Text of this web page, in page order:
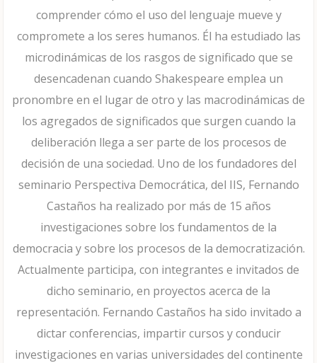
comprender cómo el uso del lenguaje mueve y
compromete a los seres humanos. Él ha estudiado las
microdinámicas de los rasgos de significado que se
desencadenan cuando Shakespeare emplea un
pronombre en el lugar de otro y las macrodinámicas de
los agregados de significados que surgen cuando la
deliberación llega a ser parte de los procesos de
decisión de una sociedad. Uno de los fundadores del
seminario Perspectiva Democrática, del IIS, Fernando
Castaños ha realizado por más de 15 años
investigaciones sobre los fundamentos de la
democracia y sobre los procesos de la democratización.
Actualmente participa, con integrantes e invitados de
dicho seminario, en proyectos acerca de la
representación. Fernando Castaños ha sido invitado a
dictar conferencias, impartir cursos y conducir
investigaciones en varias universidades del continente